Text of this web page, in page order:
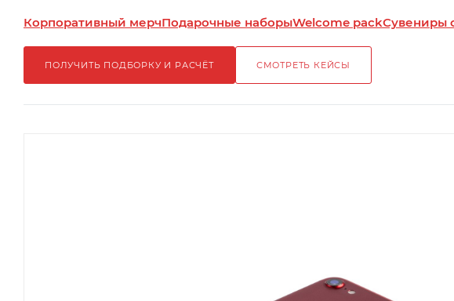
Корпоративный мерчПодарочные наборыWelcome packСувениры
ПОЛУЧИТЬ ПОДБОРКУ И РАСЧЁТ СМОТРЕТЬ КЕЙСЫ